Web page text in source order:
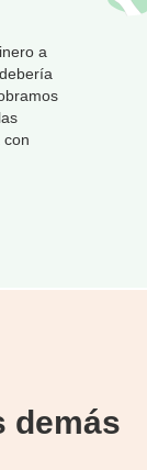
a
con
demás